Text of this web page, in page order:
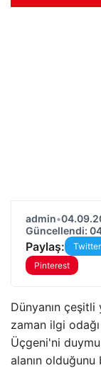
admin•
Güncellendi:
Paylaş: Twitter
Pinterest
Dünyanın çeşitli
zaman ilgi
Üçgeni'ni
alanın